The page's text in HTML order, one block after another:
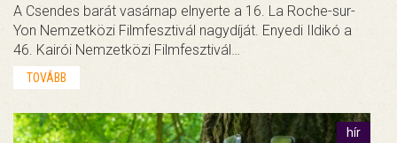
A Csendes barát vasárnap elnyerte a 16. La Roche-sur-
Yon Nemzetközi Filmfesztivál nagydíját. Enyedi Ildikó a
46. Kairói Nemzetközi Filmfesztivál…
TOVÁBB
hír